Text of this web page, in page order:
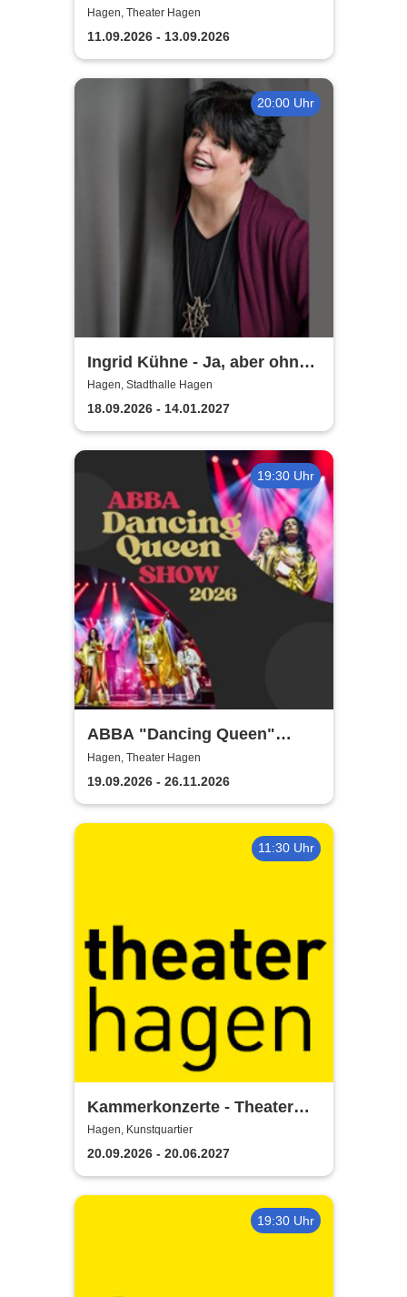
Theater Hagen
Hagen, Theater Hagen
11.09.2026 - 13.09.2026
20:00 Uhr
Ingrid Kühne - Ja, aber ohne
mich!
Hagen, Stadthalle Hagen
18.09.2026 - 14.01.2027
19:30 Uhr
ABBA "Dancing Queen"
Show 2026
Hagen, Theater Hagen
19.09.2026 - 26.11.2026
11:30 Uhr
Kammerkonzerte - Theater
Hagen
Hagen, Kunstquartier
20.09.2026 - 20.06.2027
19:30 Uhr